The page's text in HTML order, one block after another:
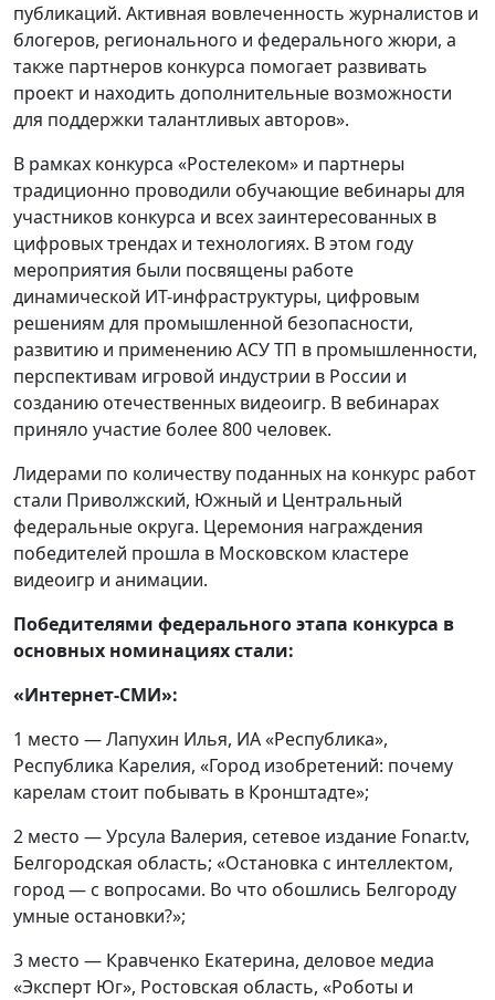
публикаций. Активная вовлеченность журналистов и
блогеров, регионального и федерального жюри, а
также партнеров конкурса помогает развивать
проект и находить дополнительные возможности
для поддержки талантливых авторов».
В рамках конкурса «Ростелеком» и партнеры
традиционно проводили обучающие вебинары для
участников конкурса и всех заинтересованных в
цифровых трендах и технологиях. В этом году
мероприятия были посвящены работе
динамической ИТ-инфраструктуры, цифровым
решениям для промышленной безопасности,
развитию и применению АСУ ТП в промышленности,
перспективам игровой индустрии в России и
созданию отечественных видеоигр. В вебинарах
приняло участие более 800 человек.
Лидерами по количеству поданных на конкурс работ
стали Приволжский, Южный и Центральный
федеральные округа. Церемония награждения
победителей прошла в Московском кластере
видеоигр и анимации.
Победителями федерального этапа конкурса в
основных номинациях стали:
«Интернет-СМИ»:
1 место — Лапухин Илья, ИА «Республика»,
Республика Карелия, «Город изобретений: почему
карелам стоит побывать в Кронштадте»;
2 место — Урсула Валерия, сетевое издание Fonar.tv,
Белгородская область; «Остановка с интеллектом,
город — с вопросами. Во что обошлись Белгороду
умные остановки?»;
3 место — Кравченко Екатерина, деловое медиа
«Эксперт Юг», Ростовская область, «Роботы и